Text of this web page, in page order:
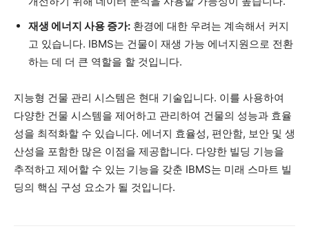
재생 에너지 사용 증가: 환경에 대한 우려는 계속해서 커지
고 있습니다. IBMS는 건물이 재생 가능 에너지원으로 전환
하는 데 더 큰 역할을 할 것입니다.
지능형 건물 관리 시스템은 현대 기술입니다. 이를 사용하여
다양한 건물 시스템을 제어하고 관리하여 건물의 성능과 효율
성을 최적화할 수 있습니다. 에너지 효율성, 편안함, 보안 및 생
산성을 포함한 많은 이점을 제공합니다. 다양한 빌딩 기능을
추적하고 제어할 수 있는 기능을 갖춘 IBMS는 미래 스마트 빌
딩의 핵심 구성 요소가 될 것입니다.